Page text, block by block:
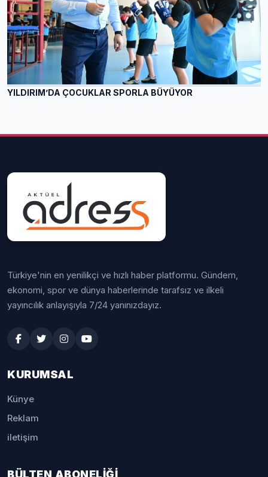
YILDIRIM’DA ÇOCUKLAR SPORLA BÜYÜYOR
Türkiye'nin en yenilikçi ve hızlı haber platformu. Gündem,
ekonomi, spor ve dünya haberlerinde tarafsız ve ilkeli
yayıncılık anlayışıyla 7/24 yanınızdayız.
KURUMSAL
Künye
Reklam
iletişim
BÜLTEN ABONELİĞİ